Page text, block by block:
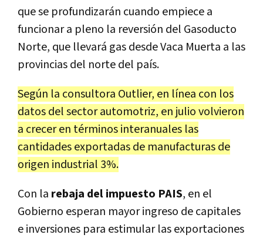
que se profundizarán cuando empiece a
funcionar a pleno la reversión del Gasoducto
Norte, que llevará gas desde Vaca Muerta a las
provincias del norte del país.
Según la consultora Outlier, en línea con los
datos del sector automotriz, en julio volvieron
a crecer en términos interanuales las
cantidades exportadas de manufacturas de
origen industrial 3%.
Con la rebaja del impuesto PAIS, en el
Gobierno esperan mayor ingreso de capitales
e inversiones para estimular las exportaciones